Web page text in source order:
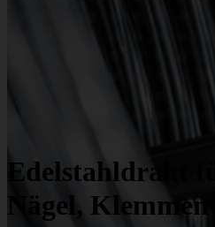
Edelstahldraht
Nägel,